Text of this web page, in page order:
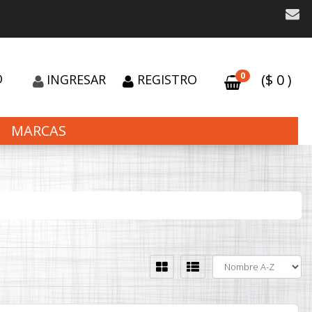
INGRESAR REGISTRO 0 ($ 0)
MARCAS